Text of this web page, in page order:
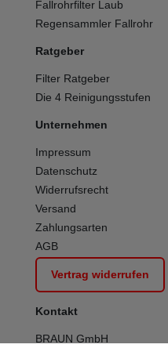
Fallrohrfilter Laub
Regensammler Fallrohr
Ratgeber
Filter Ratgeber
Die 4 Reinigungsstufen
Unternehmen
Impressum
Datenschutz
Widerrufsrecht
Versand
Zahlungsarten
AGB
Vertrag widerrufen
Kontakt
BRAUN GmbH